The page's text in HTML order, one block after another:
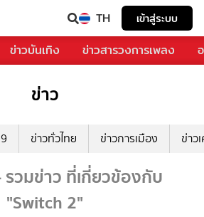
TH เข้าสู่ระบบ
ข่าวบันเทิง ข่าวสารวงการเพลง
ข่าว
ข่าวทั่วไทย ข่าวการเมือง ข่าว
รวมข่าว ที่เกี่ยวข้องกับ
"Switch 2"